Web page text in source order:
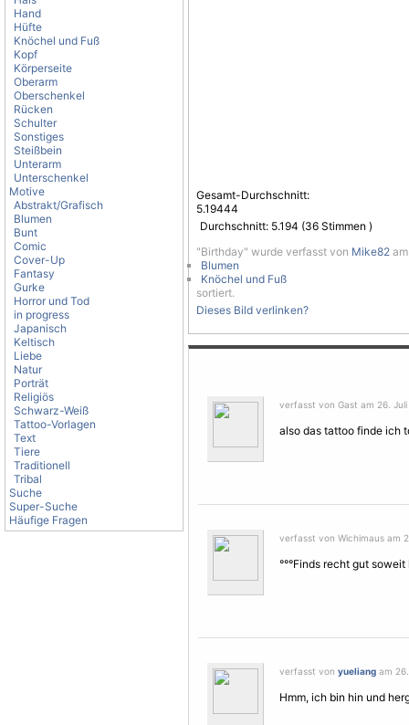
Hand
Hüfte
Knöchel und Fuß
Kopf
Körperseite
Oberarm
Oberschenkel
Rücken
Schulter
Sonstiges
Steißbein
Unterarm
Unterschenkel
Motive
Abstrakt/Grafisch
Blumen
Bunt
Comic
Cover-Up
Fantasy
Gurke
Horror und Tod
in progress
Japanisch
Keltisch
Liebe
Natur
Porträt
Religiös
Schwarz-Weiß
Tattoo-Vorlagen
Text
Tiere
Traditionell
Tribal
Suche
Super-Suche
Häufige Fragen
Gesamt-Durchschnitt:
5.19444
Durchschnitt: 5.194 (36 Stimmen )
"Birthday" wurde verfasst von Mike82
Blumen
Knöchel und Fuß
sortiert.
Dieses Bild verlinken?
verfasst von Gast am 26.
also das tattoo finde ich
verfasst von Wichimaus am
°°°Finds recht gut soweit
verfasst von yueliang am
Hmm, ich bin hin und